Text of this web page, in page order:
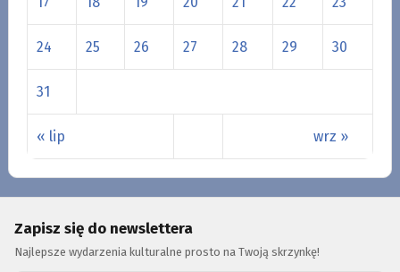
« lip wrz »
24 25 26 27 28 29 30
31
Zapisz się do newslettera
Najlepsze wydarzenia kulturalne prosto na Twoją skrzynkę!